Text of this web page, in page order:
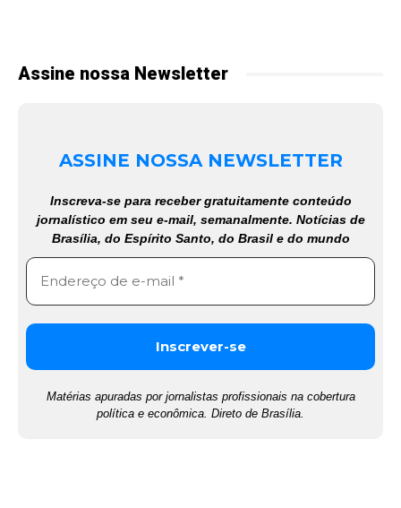
Assine nossa Newsletter
ASSINE NOSSA NEWSLETTER
Inscreva-se para receber gratuitamente conteúdo
jornalístico em seu e-mail, semanalmente. Notícias de
Brasília, do Espírito Santo, do Brasil e do mundo
Matérias apuradas por jornalistas profissionais na cobertura
política e econômica. Direto de Brasília.